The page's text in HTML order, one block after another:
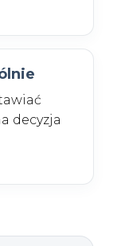
decyzja